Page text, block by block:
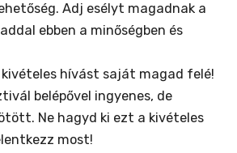
Adj esélyt magadnak a
ebben a minőségben és
kivételes hívást saját magad felé!
belépővel ingyenes, de
Ne hagyd ki ezt a kivételes
most!